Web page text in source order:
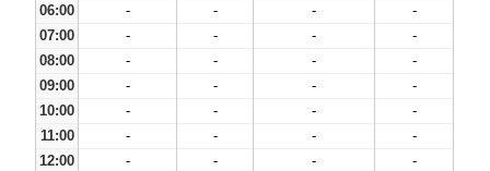
06:00
- - -
-
07:00
- - -
-
08:00
- - -
-
09:00
- - -
-
10:00
- - -
-
11:00
- - -
-
12:00
- - -
-